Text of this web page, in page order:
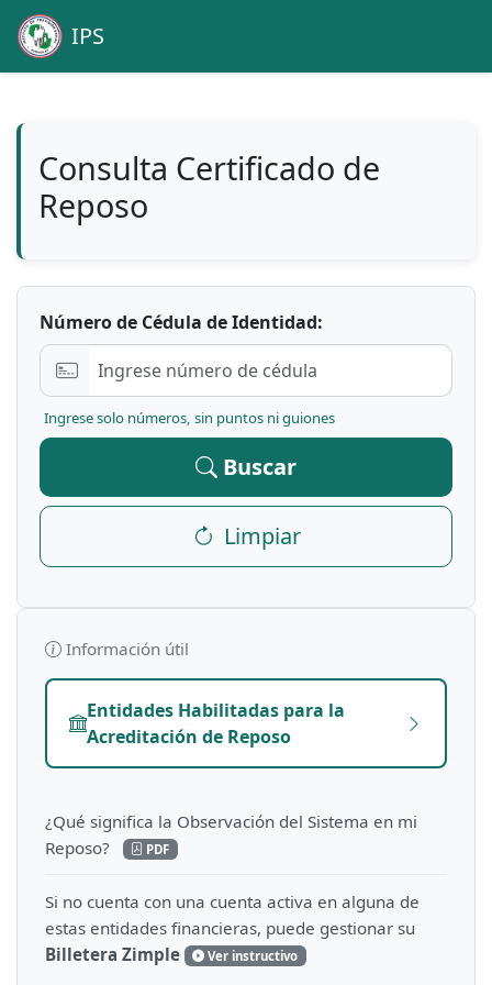
IPS
Consulta Certificado de
Reposo
Número de Cédula de Identidad:
Ingrese solo números, sin puntos ni guiones
Buscar
Limpiar
Información útil
Entidades Habilitadas para la
Acreditación de Reposo
¿Qué significa la Observación del Sistema en mi
Reposo?
PDF
Si no cuenta con una cuenta activa en alguna de
estas entidades financieras, puede gestionar su
Billetera Zimple
Ver instructivo